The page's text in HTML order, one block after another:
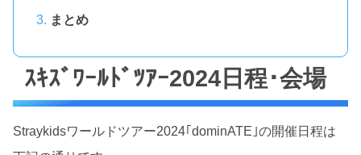
まとめ
ｽｷｽﾞﾜｰﾙﾄﾞﾂｱｰ2024日程･会場
Straykidsワールドツアー2024｢dominATE｣の開催日程は